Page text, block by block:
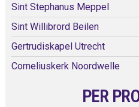
Sint Stephanus Meppel
Sint Willibrord Beilen
Gertrudiskapel Utrecht
Corneliuskerk Noordwelle
PER